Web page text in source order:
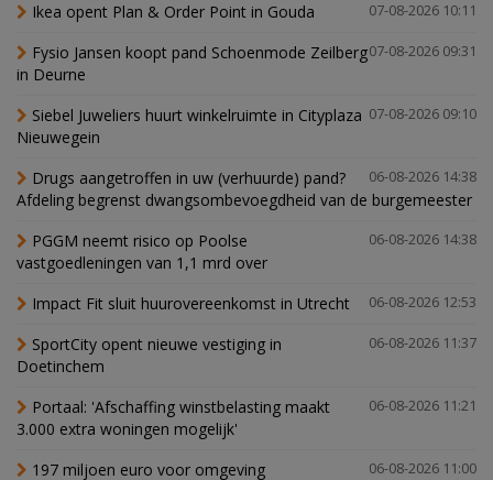
07-08-2026 10:11
Ikea opent Plan & Order Point in Gouda
07-08-2026 09:31
Fysio Jansen koopt pand Schoenmode Zeilberg
in Deurne
07-08-2026 09:10
Siebel Juweliers huurt winkelruimte in Cityplaza
Nieuwegein
06-08-2026 14:38
Drugs aangetroffen in uw (verhuurde) pand?
Afdeling begrenst dwangsombevoegdheid van de burgemeester
06-08-2026 14:38
PGGM neemt risico op Poolse
vastgoedleningen van 1,1 mrd over
06-08-2026 12:53
Impact Fit sluit huurovereenkomst in Utrecht
06-08-2026 11:37
SportCity opent nieuwe vestiging in
Doetinchem
06-08-2026 11:21
Portaal: 'Afschaffing winstbelasting maakt
3.000 extra woningen mogelijk'
06-08-2026 11:00
197 miljoen euro voor omgeving